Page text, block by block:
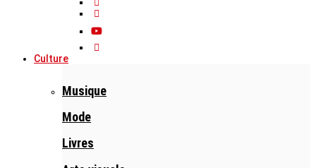
Culture
Musique
Mode
Livres